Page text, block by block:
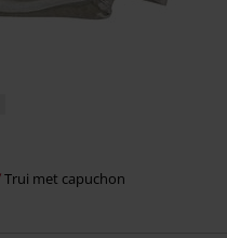
Trui met capuchon